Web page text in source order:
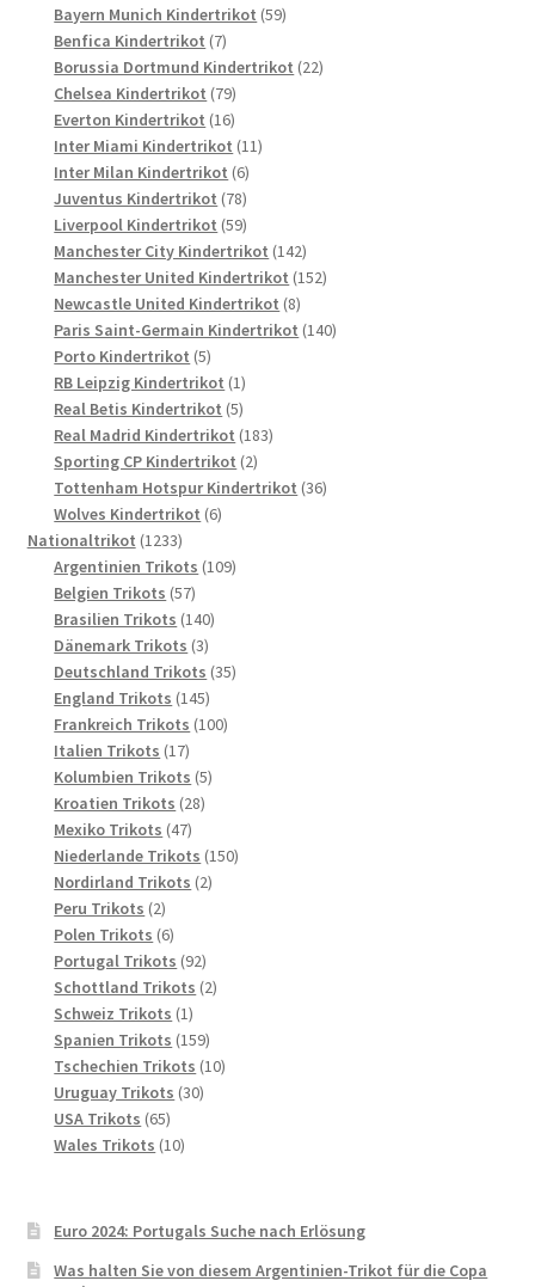
Produkte
Bayern Munich Kindertrikot 5959
Benfica Kindertrikot 77
Produkte
Borussia Dortmund Kindertrikot 2222
Chelsea Kindertrikot 7979
Produkte
Everton Kindertrikot 1616
Produkte
Inter Miami Kindertrikot 1111
Inter Milan Kindertrikot 66
Produkte
Juventus Kindertrikot 7878
Produkte
Liverpool Kindertrikot 5959
Produkte
Manchester City Kindertrikot 142142
Produkte
Manchester United Kindertrikot 152152
Newcastle United Kindertrikot 88
Produkte
Paris Saint-Germain Kindertrikot 140140
Porto Kindertrikot 55
Produkte
RB Leipzig Kindertrikot 11
Produkt
Real Betis Kindertrikot 55
Produkte
Real Madrid Kindertrikot 183183
Sporting CP Kindertrikot 22
Produkte
Tottenham Hotspur Kindertrikot 3636
Wolves Kindertrikot 66
Nationaltrikot 12331233
Produkte
Argentinien Trikots 109109
Belgien Trikots 5757
Produkte
Brasilien Trikots 140140
Dänemark Trikots 33
Produkte
Deutschland Trikots 3535
England Trikots 145145
Produkte
Frankreich Trikots 100100
Italien Trikots 1717
Produkte
Kolumbien Trikots 55
Kroatien Trikots 2828
Mexiko Trikots 4747
Produkte
Niederlande Trikots 150150
Nordirland Trikots 22
Peru Trikots 22
Produkte
Polen Trikots 66
Produkte
Portugal Trikots 9292
Produkte
Schottland Trikots 22
Schweiz Trikots 11
Produkt
Spanien Trikots 159159
Produkte
Tschechien Trikots 1010
Uruguay Trikots 3030
USA Trikots 6565
Produkte
Wales Trikots 1010
Euro 2024: Portugals Suche nach Erlösung
Was halten Sie von diesem Argentinien-Trikot für die Copa